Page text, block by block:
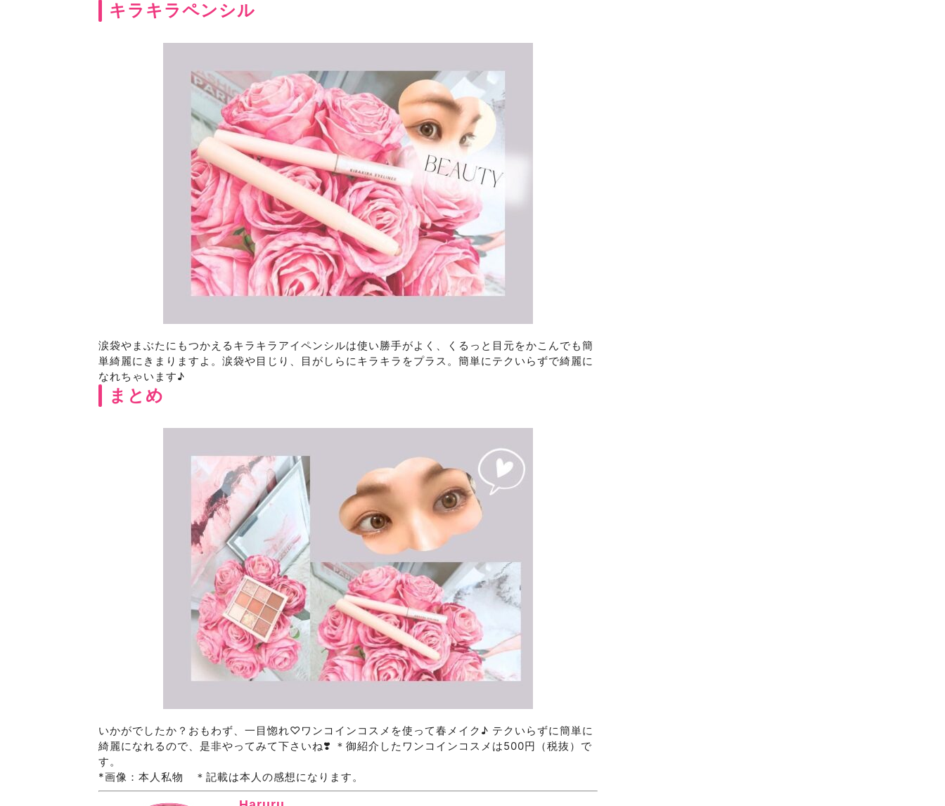
キラキラペンシル
涙袋やまぶたにもつかえるキラキラアイペンシルは使い勝手がよく、くるっと目元をかこんでも簡
単綺麗にきまりますよ。涙袋や目じり、目がしらにキラキラをプラス。簡単にテクいらずで綺麗に
なれちゃいます♪
まとめ
いかがでしたか？おもわず、一目惚れ♡ワンコインコスメを使って春メイク♪ テクいらずに簡単に
綺麗になれるので、是非やってみて下さいね❣️ ＊御紹介したワンコインコスメは500円（税抜）で
す。
*画像：本人私物 ＊記載は本人の感想になります。